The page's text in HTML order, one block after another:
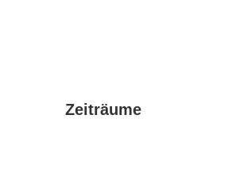
Zeiträume